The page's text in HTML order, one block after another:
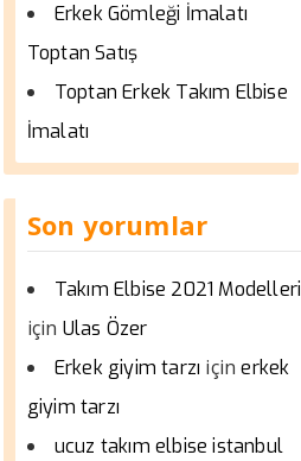
Erkek Gömleği İmalatı
Toptan Satış
Toptan Erkek Takım Elbise
İmalatı
Son yorumlar
Takım Elbise 2021 Modelleri
için Ulas Özer
Erkek giyim tarzı içinerkek
giyim tarzı
ucuz takım elbise istanbul